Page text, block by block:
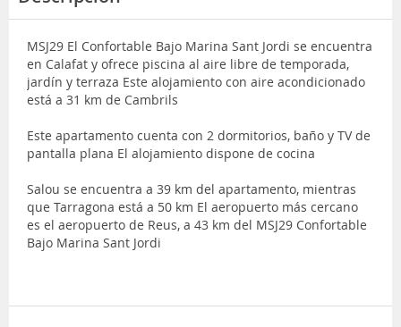
MSJ29 El Confortable Bajo Marina Sant Jordi se encuentra
en Calafat y ofrece piscina al aire libre de temporada,
jardín y terraza Este alojamiento con aire acondicionado
está a 31 km de Cambrils
Este apartamento cuenta con 2 dormitorios, baño y TV de
pantalla plana El alojamiento dispone de cocina
Salou se encuentra a 39 km del apartamento, mientras
que Tarragona está a 50 km El aeropuerto más cercano
es el aeropuerto de Reus, a 43 km del MSJ29 Confortable
Bajo Marina Sant Jordi